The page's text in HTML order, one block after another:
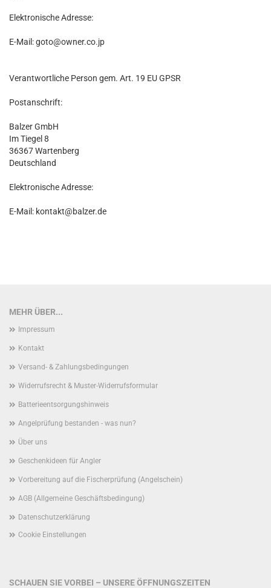
Elektronische Adresse:
E-Mail: goto@owner.co.jp
Verantwortliche Person gem. Art. 19 EU GPSR
Postanschrift:
Balzer GmbH
Im Tiegel 8
36367 Wartenberg
Deutschland
Elektronische Adresse:
E-Mail: kontakt@balzer.de
MEHR ÜBER...
Impressum
Kontakt
Versand- & Zahlungsbedingungen
Widerrufsrecht & Muster-Widerrufsformular
Batterieentsorgungshinweis
Angelprüfung bestanden - was nun?
Über uns
Geschenkideen für Angler
Vorbereitung auf die Fischerprüfung (Angelschein)
AGB (Allgemeine Geschäftsbedingung)
Datenschutzerklärung
Cookie Einstellungen
SCHAUEN SIE VORBEI – UNSERE ÖFFNUNGSZEITEN